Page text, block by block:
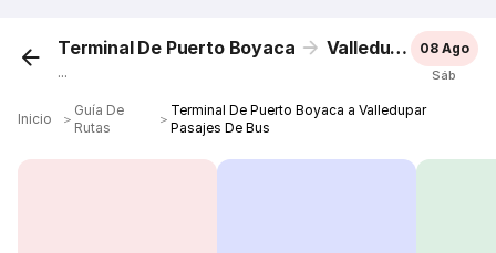
Terminal De Puerto Boyaca Valledupar
...
08 Ago
Sáb
Inicio ＞
Guía De
Rutas
＞
Terminal De Puerto Boyaca a Valledupar
Pasajes De Bus